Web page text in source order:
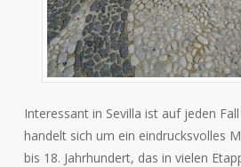
Interessant in Sevilla ist auf jeden
handelt sich um ein eindrucksvolles
bis 18. Jahrhundert, das in vielen